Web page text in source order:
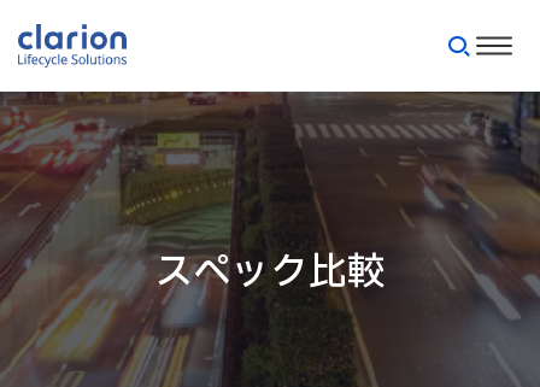
スペック比較